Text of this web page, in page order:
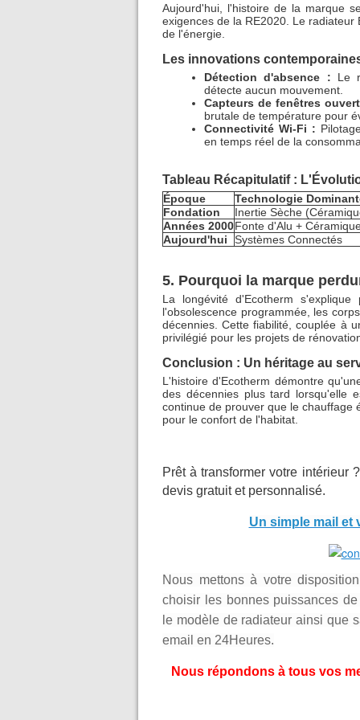
Aujourd'hui, l'histoire de la marque
exigences de la RE2020. Le
de l'énergie.
Les innovations
Détection d'absence : Le
détecte aucun mouvement.
Capteurs de fenêtres
brutale de température pour
Connectivité Wi-Fi :
en temps réel de la
Tableau Récapitulatif :
Époque
Technologie
Fondation
Inertie Sèche
Années 2000Fonte d'Alu +
Aujourd'hui
Systèmes Connectés
5. Pourquoi la marque
La longévité d'Ecotherm
l'obsolescence programmée, les
décennies. Cette fiabilité, couplée à
privilégié pour les projets de
Conclusion : Un héritage au
L'histoire d'Ecotherm démontre
des décennies plus tard lorsqu'elle
continue de prouver que le chauffage
pour le confort de l'habitat.
Prêt à transformer votre intérieur
devis gratuit et personnalisé.
Un simple mail et
Nous mettons à votre
choisir les bonnes puissances de
le modèle de radiateur ainsi que
email en 24Heures.
Nous répondons à tous vos